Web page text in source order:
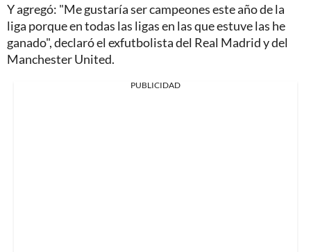
Y agregó: "Me gustaría ser campeones este año de la
liga porque en todas las ligas en las que estuve las he
ganado", declaró el exfutbolista del Real Madrid y del
Manchester United.
PUBLICIDAD